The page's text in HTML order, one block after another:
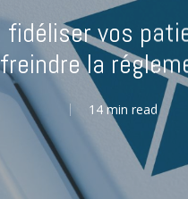
vos
la
14 min read